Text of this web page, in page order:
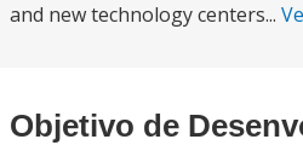
and new technology centers...
Objetivo de